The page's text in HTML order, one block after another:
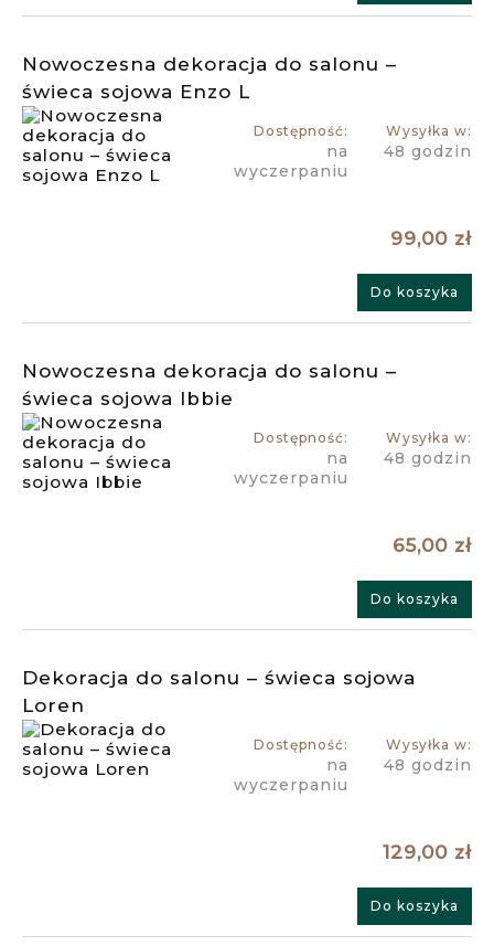
Nowoczesna dekoracja do salonu –
świeca sojowa Enzo L
Dostępność:
na
wyczerpaniu
Wysyłka w:
48 godzin
99,00 zł
Do koszyka
Nowoczesna dekoracja do salonu –
świeca sojowa Ibbie
Dostępność:
na
wyczerpaniu
Wysyłka w:
48 godzin
65,00 zł
Do koszyka
Dekoracja do salonu – świeca sojowa
Loren
Dostępność:
na
wyczerpaniu
Wysyłka w:
48 godzin
129,00 zł
Do koszyka